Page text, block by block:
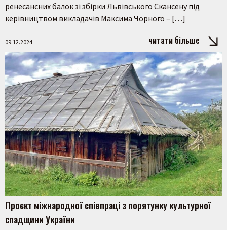
ренесансних балок зі збірки Львівського Скансену під
керівництвом викладачів Максима Чорного – […]
09.12.2024 читати більше
Проєкт міжнародної співпраці з порятунку культурної
спадщини України